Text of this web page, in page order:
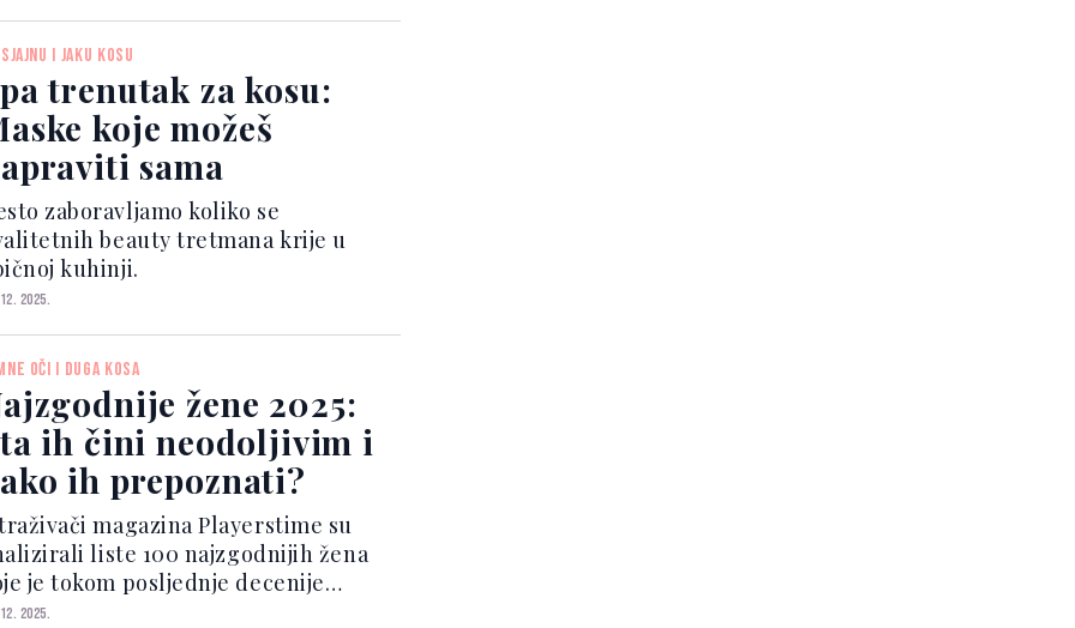
I JAKU KOSU
trenutak za kosu:
koje možeš
sama
zaboravljamo koliko se
beauty tretmana krije u
kuhinji.
2025.
OČI I DUGA KOSA
žene 2025:
ih čini neodoljivim i
ih prepoznati?
magazina Playerstime su
liste 100 najzgodnijih žena
je tokom posljednje decenije
časopis Maxim.
2025.